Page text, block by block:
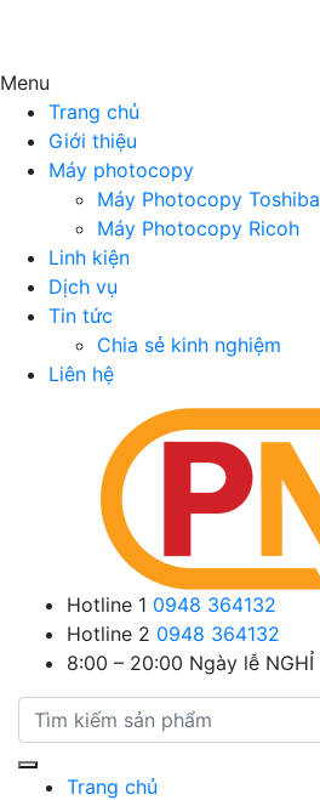
Menu
Trang chủ
Giới thiệu
Máy photocopy
Máy Photocopy Toshiba
Máy Photocopy Ricoh
Linh kiện
Dịch vụ
Tin tức
Chia sẻ kinh nghiệm
Liên hệ
Hotline 1 0948 364132
Hotline 2 0948 364132
8:00 – 20:00 Ngày lễ NGHỈ
Trang chủ